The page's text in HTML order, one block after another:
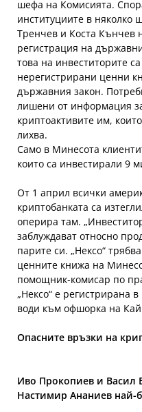
шефа на Комисията.
институциите в няколко
Тренчев и Коста Кънчев
регистрация на
това на инвеститорите
нерегистрирани ценни
държавния закон.
лишени от информация
криптоактивите им,
лихва.
Само в Минесота
които са инвестирали 9
От 1 април всички
криптобанката са
оперира там.
заблуждават относно
парите си. „Нексо“
ценните книжа на
помощник-комисар по
„Нексо“ е регистрирана
води към офшорка на
Опасните връзки на
Иво Прокопиев и Васил
Настимир Ананиев най-